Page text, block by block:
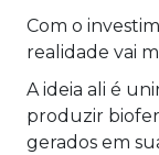
Com o
realidade vai
A ideia ali é
produzir
gerados em